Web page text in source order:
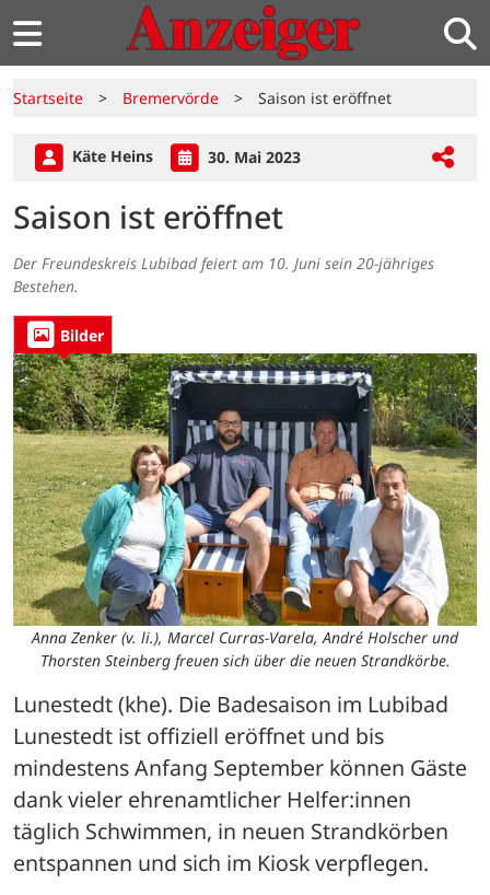
Startseite > Bremervörde > Saison ist eröffnet
Käte Heins 30. Mai 2023
Saison ist eröffnet
Der Freundeskreis Lubibad feiert am 10. Juni sein 20-jähriges
Bestehen.
Bilder
Anna Zenker (v. li.), Marcel Curras-Varela, André Holscher und
Thorsten Steinberg freuen sich über die neuen Strandkörbe.
Lunestedt (khe). Die Badesaison im Lubibad
Lunestedt ist offiziell eröffnet und bis
mindestens Anfang September können Gäste
dank vieler ehrenamtlicher Helfer:innen
täglich Schwimmen, in neuen Strandkörben
entspannen und sich im Kiosk verpflegen.